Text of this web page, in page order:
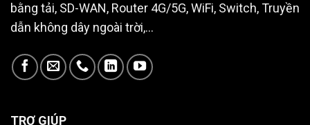
bằng tải, SD-WAN, Router 4G/5G, WiFi, Switch, Truyền
dẫn không dây ngoài trời,...
TRỢ GIÚP